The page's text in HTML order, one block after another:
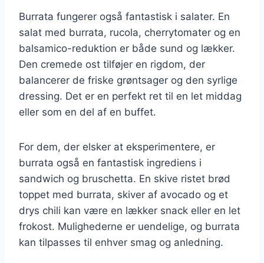
Burrata fungerer også fantastisk i salater. En
salat med burrata, rucola, cherrytomater og en
balsamico-reduktion er både sund og lækker.
Den cremede ost tilføjer en rigdom, der
balancerer de friske grøntsager og den syrlige
dressing. Det er en perfekt ret til en let middag
eller som en del af en buffet.
For dem, der elsker at eksperimentere, er
burrata også en fantastisk ingrediens i
sandwich og bruschetta. En skive ristet brød
toppet med burrata, skiver af avocado og et
drys chili kan være en lækker snack eller en let
frokost. Mulighederne er uendelige, og burrata
kan tilpasses til enhver smag og anledning.